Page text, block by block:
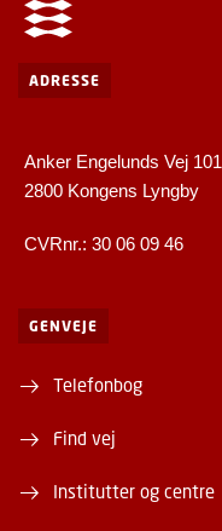
ADRESSE
Anker Engelunds Vej 101
2800 Kongens Lyngby
CVRnr.: 30 06 09 46
GENVEJE
Telefonbog
Find vej
Institutter og centre